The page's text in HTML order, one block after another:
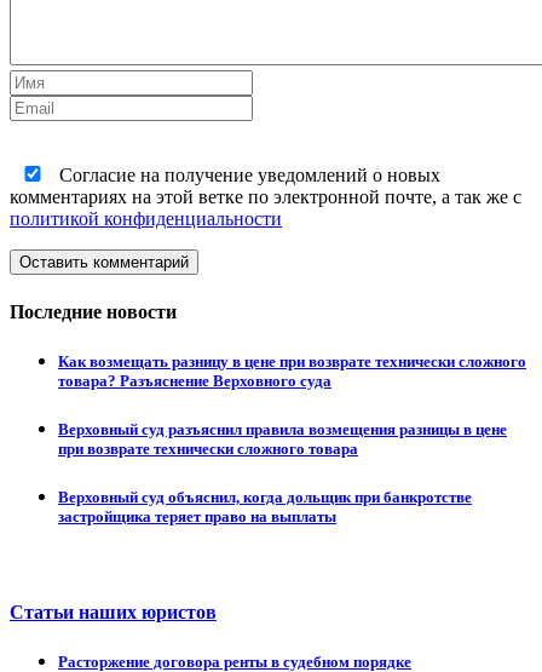
Согласие на получение уведомлений о новых
комментариях на этой ветке по электронной почте, а так же с
политикой конфиденциальности
Оставить комментарий
Последние новости
Как возмещать разницу в цене при возврате технически сложного
товара? Разъяснение Верховного суда
Верховный суд разъяснил правила возмещения разницы в цене
при возврате технически сложного товара
Верховный суд объяснил, когда дольщик при банкротстве
застройщика теряет право на выплаты
Статьи наших юристов
Расторжение договора ренты в судебном порядке